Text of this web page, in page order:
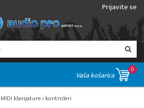
Prijavite se
Vaša košarica
0
MIDI klavijature i kontroleri